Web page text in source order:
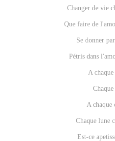
Changer de vie
Que faire de
Se donner
Pétris dans
A chaque
A chaque
Chaque lune
Est-ce